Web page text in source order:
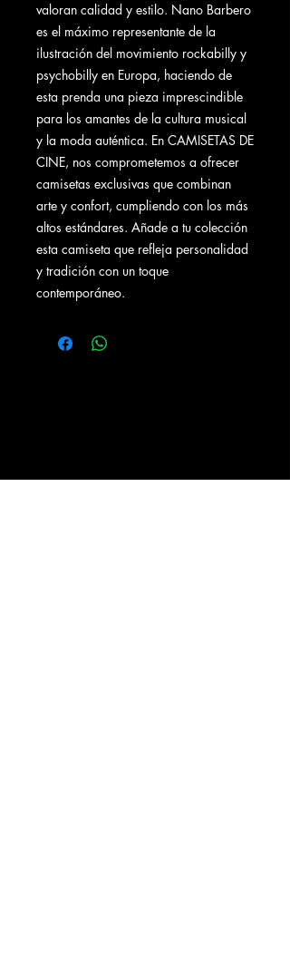
valoran calidad y estilo. Nano Barbero
es el máximo representante de la
ilustración del movimiento rockabilly y
psychobilly en Europa, haciendo de
esta prenda una pieza imprescindible
para los amantes de la cultura musical
y la moda auténtica. En CAMISETAS DE
CINE, nos comprometemos a ofrecer
camisetas exclusivas que combinan
arte y confort, cumpliendo con los más
altos estándares. Añade a tu colección
esta camiseta que refleja personalidad
y tradición con un toque
contemporáneo.